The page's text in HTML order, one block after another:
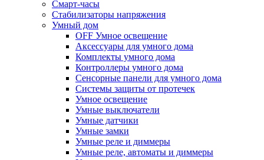
Смарт-часы
Стабилизаторы напряжения
Умный дом
OFF Умное освещение
Аксессуары для умного дома
Комплекты умного дома
Контроллеры умного дома
Сенсорные панели для умного дома
Системы защиты от протечек
Умное освещение
Умные выключатели
Умные датчики
Умные замки
Умные реле и диммеры
Умные реле, автоматы и диммеры